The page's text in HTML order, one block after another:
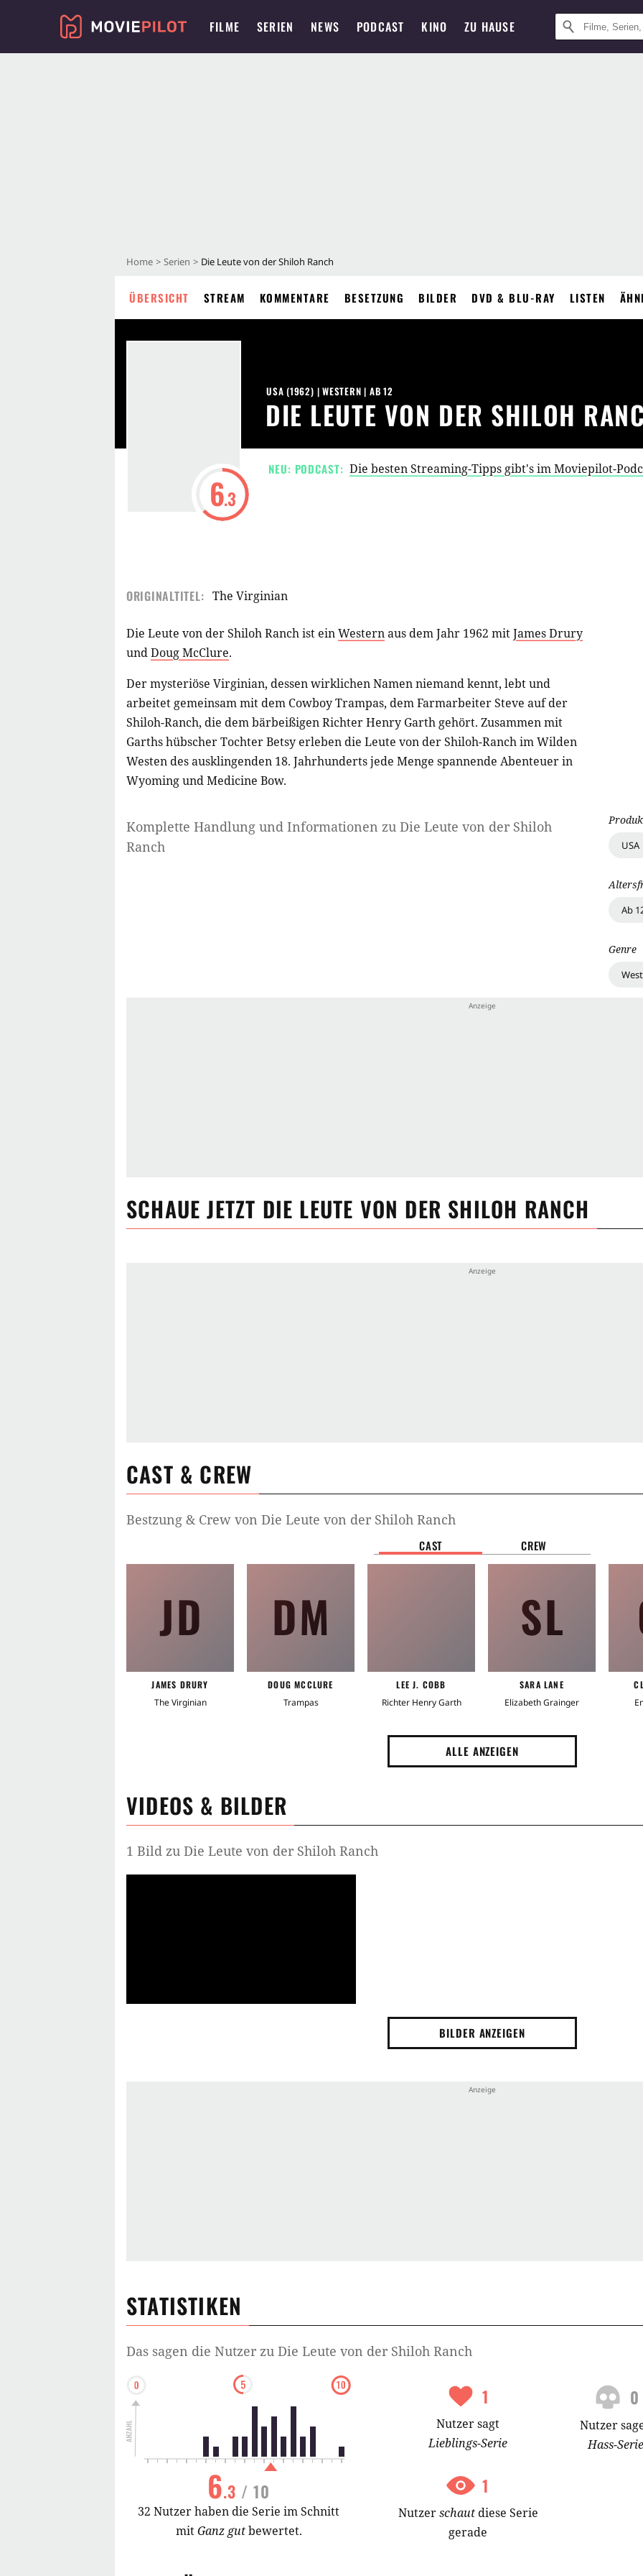
FILME SERIEN NEWS PODCAST KINO ZU HAUSE
Home Serien Die Leute von der Shiloh Ranch
ÜBERSICHT STREAM KOMMENTARE BESETZUNG BILDER DVD & BLU-RAY LISTEN
6.3
DIE LEUTE VON DER SHILOH
USA (1962) |WESTERN | AB 12
NEU: PODCAST: Die besten Streaming-Tipps gibt's im Moviepilot-
ORIGINALTITEL: The Virginian
Die Leute von der Shiloh Ranch ist einWesternaus dem Jahr 1962 mitJames Drury
undDoug McClure.
Der mysteriöse Virginian, dessen wirklichen Namen niemand kennt, lebt und
arbeitet gemeinsam mit dem Cowboy Trampas, dem Farmarbeiter Steve auf der
Shiloh-Ranch, die dem bärbeißigen Richter Henry Garth gehört. Zusammen mit
Garths hübscher Tochter Betsy erleben die Leute von der Shiloh-Ranch im Wilden
Westen des ausklingenden 18. Jahrhunderts jede Menge spannende Abenteuer in
Wyoming und Medicine Bow.
Komplette Handlung und Informationen zu Die Leute von der Shiloh
Ranch
USA
Ab
Genre
SCHAUE JETZT DIE LEUTE VON DER SHILOH RANCH
CAST & CREW
Bestzung & Crew von Die Leute von der Shiloh Ranch
CAST CREW
JD
JAMES DRURY
The Virginian
DM
DOUG MCCLURE
Trampas
LEE J. COBB
Richter Henry Garth
SL
SARA LANE
Elizabeth Grainger
ALLE ANZEIGEN
VIDEOS & BILDER
1 Bild zu Die Leute von der Shiloh Ranch
BILDER ANZEIGEN
STATISTIKEN
Das sagen die Nutzer zu Die Leute von der Shiloh Ranch
6.3 / 10
32 Nutzer haben die Serie im Schnitt
mitGanz gutbewertet.
1
Nutzersagt
Lieblings-Serie
0
Nutzer
Hass-
1
Nutzerschaut diese Serie
gerade